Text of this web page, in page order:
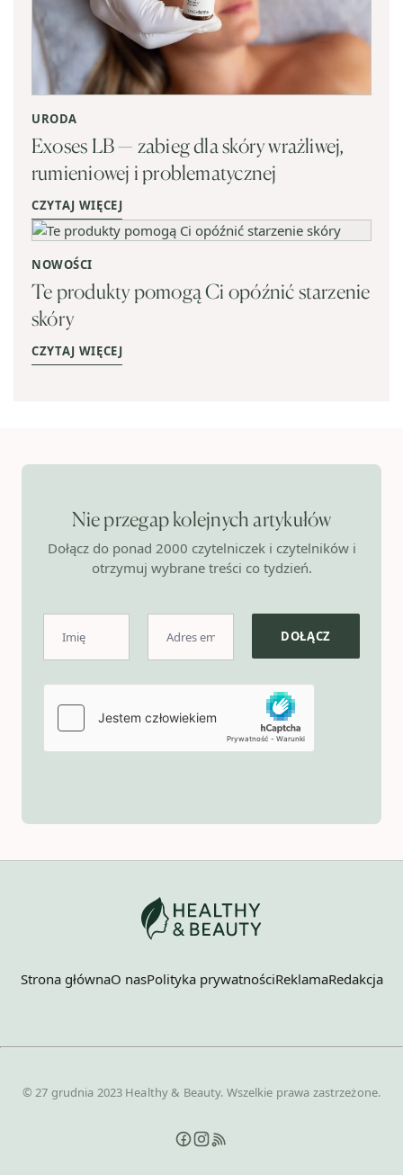
URODA
Exoses LB — zabieg dla skóry wrażliwej,
rumieniowej i problematycznej
CZYTAJ WIĘCEJ
NOWOŚCI
Te produkty pomogą Ci opóźnić starzenie
skóry
CZYTAJ WIĘCEJ
Nie przegap kolejnych artykułów
Dołącz do ponad 2000 czytelniczek i czytelników i
otrzymuj wybrane treści co tydzień.
Strona głównaO nasPolityka prywatnościReklamaRedakcja
© 27 grudnia 2023 Healthy & Beauty. Wszelkie prawa zastrzeżone.